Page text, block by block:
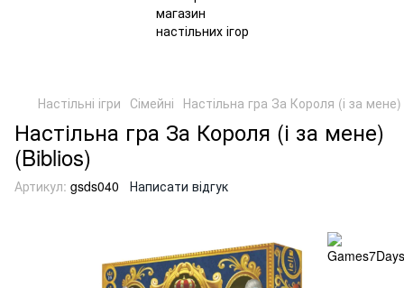
Настільні ігри Сімейні Настільна гра За Короля (і за
Настільна гра За Короля (і за мене)
(Biblios)
Артикул: gsds040 Написати відгук